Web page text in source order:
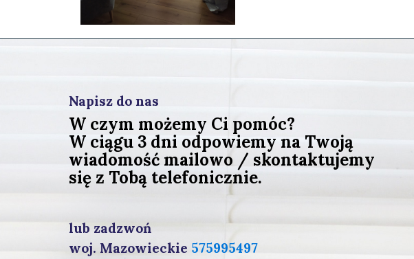
Napisz do nas
W czym możemy Ci pomóc?
W ciągu 3 dni odpowiemy na Twoją
wiadomość mailowo / skontaktujemy
się z Tobą telefonicznie.
lub zadzwoń
woj. Mazowieckie 575995497